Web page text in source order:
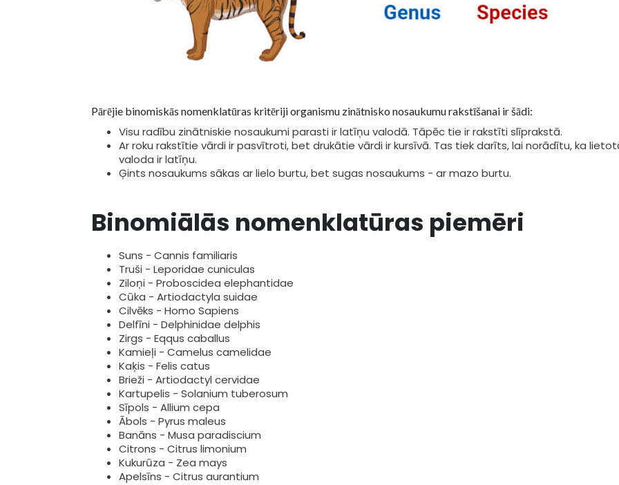
Pārējie binomiskās nomenklatūras kritēriji organismu zinātnisko nosaukumu rakstīšanai ir šādi:
Visu radību zinātniskie nosaukumi parasti ir latīņu valodā. Tāpēc tie ir rakstīti slīprakstā.
Ar roku rakstītie vārdi ir pasvītroti, bet drukātie vārdi ir kursīvā. Tas tiek darīts, lai norādītu, ka
valoda ir latīņu.
Ģints nosaukums sākas ar lielo burtu, bet sugas nosaukums - ar mazo burtu.
Binomiālās nomenklatūras piemēri
Suns - Cannis familiaris
Truši - Leporidae cuniculas
Ziloņi - Proboscidea elephantidae
Cūka - Artiodactyla suidae
Cilvēks - Homo Sapiens
Delfīni - Delphinidae delphis
Zirgs - Eqqus caballus
Kamieļi - Camelus camelidae
Kaķis - Felis catus
Brieži - Artiodactyl cervidae
Kartupelis - Solanium tuberosum
Sīpols - Allium cepa
Ābols - Pyrus maleus
Banāns - Musa paradiscium
Citrons - Citrus limonium
Kukurūza - Zea mays
Apelsīns - Citrus aurantium